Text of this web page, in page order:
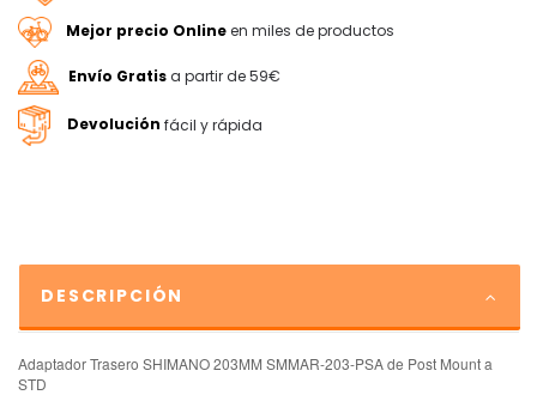
Mejor precio Onlineen miles de productos
Envío Gratisa partir de 59€
Devolución fácil y rápida
DESCRIPCIÓN
Adaptador Trasero SHIMANO 203MM SMMAR-203-PSA de Post Mount a
STD